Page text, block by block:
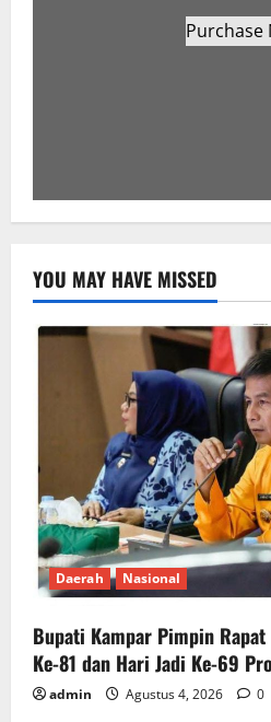
Purchase
YOU MAY HAVE MISSED
Daerah Nasional
Bupati Kampar Pimpin
Ke-81 dan Hari Jadi Ke-69
admin Agustus 4, 2026 0